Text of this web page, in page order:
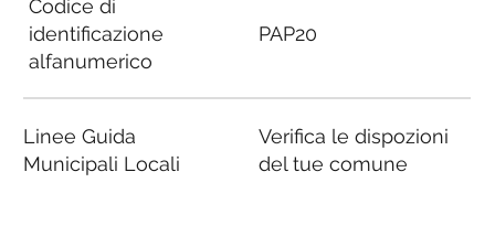
Codice di
identificazione
alfanumerico
Linee Guida
Municipali Locali
PAP20
Verifica le dispozioni
del tue comune